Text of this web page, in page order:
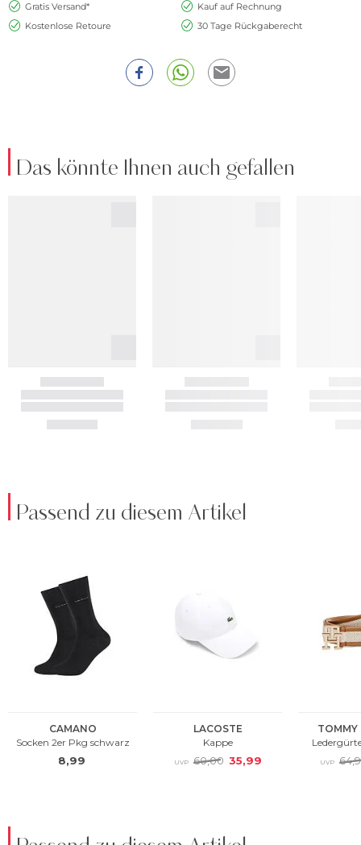
Gratis Versand*
Kauf auf Rechnung
Kostenlose Retoure
30 Tage Rückgaberecht
Das könnte Ihnen auch gefallen
Passend zu diesem Artikel